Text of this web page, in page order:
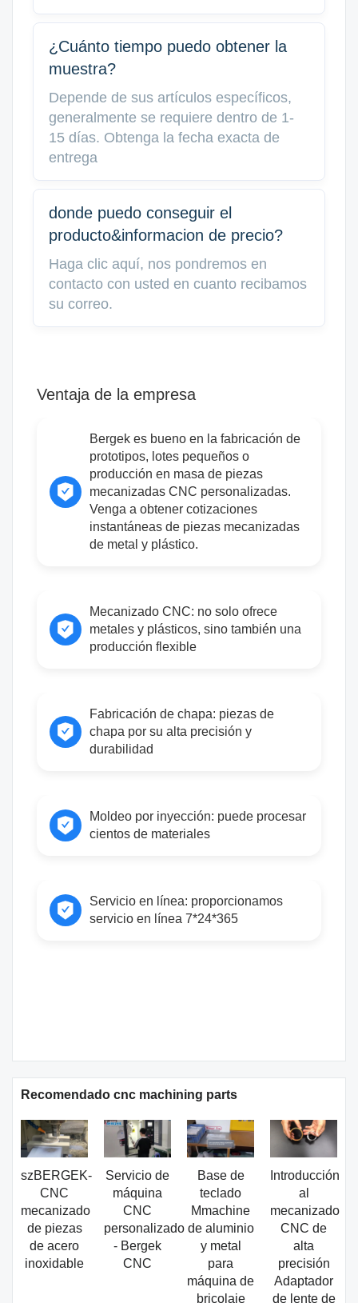
¿Cuánto tiempo puedo obtener la
muestra?
Depende de sus artículos específicos,
generalmente se requiere dentro de 1-
15 días. Obtenga la fecha exacta de
entrega
donde puedo conseguir el
producto&informacion de precio?
Haga clic aquí, nos pondremos en
contacto con usted en cuanto recibamos
su correo.
Ventaja de la empresa
Bergek es bueno en la fabricación de
prototipos, lotes pequeños o
producción en masa de piezas
mecanizadas CNC personalizadas.
Venga a obtener cotizaciones
instantáneas de piezas mecanizadas
de metal y plástico.
Mecanizado CNC: no solo ofrece
metales y plásticos, sino también una
producción flexible
Fabricación de chapa: piezas de
chapa por su alta precisión y
durabilidad
Moldeo por inyección: puede procesar
cientos de materiales
Servicio en línea: proporcionamos
servicio en línea 7*24*365
Recomendado cnc machining parts
szBERGEK-
CNC
mecanizado
de piezas
de acero
inoxidable
Servicio de
máquina
CNC
personalizado
- Bergek
CNC
Base de
teclado
Mmachine
de aluminio
y metal
para
máquina de
bricolaje
Introducción
al
mecanizado
CNC de
alta
precisión
Adaptador
de lente de